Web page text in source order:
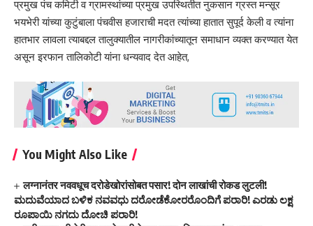
प्रमुख पंच कमिटी व ग्रामस्थांच्या प्रमुख उपस्थितीत नुकसान ग्रस्त मन्सूर
भयभेरी यांच्या कुटुंबाला पंचवीस हजाराची मदत त्यांच्या हातात सुपूर्द केली व त्यांना
हातभार लावला त्याबद्दल तालुक्यातील नागरीकांच्यातून समाधान व्यक्त करण्यात येत
असून इरफान तालिकोटी यांना धन्यवाद देत आहेत,
You Might Also Like
लग्नानंतर नववधूच दरोडेखोरांसोबत पसार! दोन लाखांची रोकड लुटली!
ಮದುವೆಯಾದ ಬಳಿಕ ನವವಧು ದರೋಡೆಕೋರರೊಂದಿಗೆ ಪರಾರಿ! ಎರಡು ಲಕ್ಷ
ರೂಪಾಯಿ ನಗದು ದೋಚಿ ಪರಾರಿ!